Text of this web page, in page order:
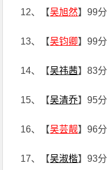
12、【吴旭然】99分
13、【吴钧卿】99分
14、【吴祎茜】83分
15、【吴清乔】95分
16、【吴芸靓】96分
17、【吴淑楷】93分